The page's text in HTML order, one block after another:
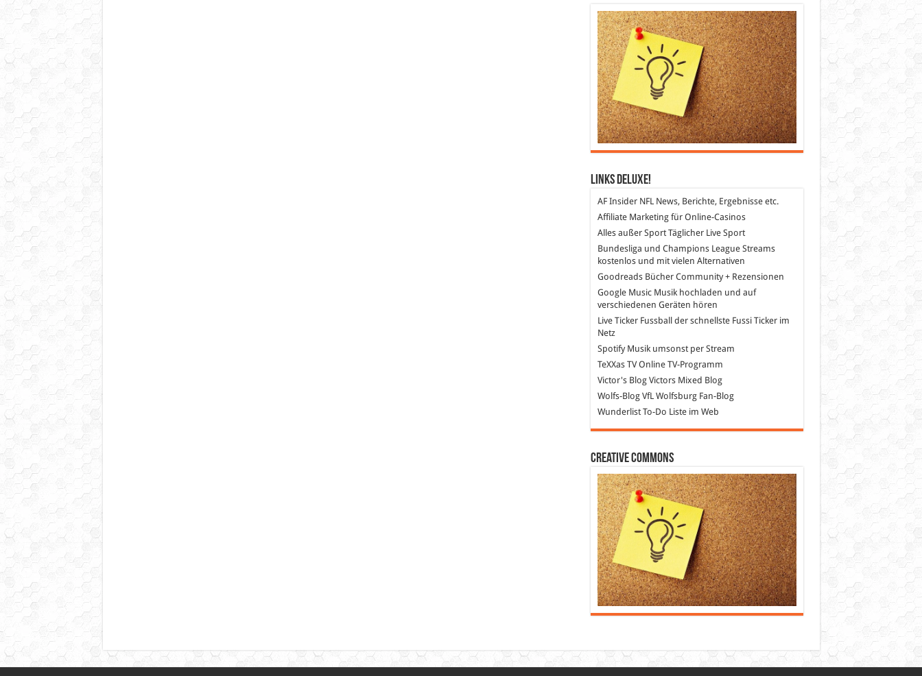
Links DeLuXe!
AF InsiderNFL News, Berichte, Ergebnisse etc.
Affiliate Marketingfür Online-Casinos
Alles außer SportTäglicher Live Sport
Bundesliga und Champions League Streams
kostenlos und mit vielen Alternativen
GoodreadsBücher Community + Rezensionen
Google MusicMusik hochladen und auf
verschiedenen Geräten hören
Live Ticker Fussball
der schnellste Fussi Ticker im
Netz
SpotifyMusik umsonst per Stream
TeXXas TVOnline TV-Programm
Victor's BlogVictors Mixed Blog
Wolfs-BlogVfL Wolfsburg Fan-Blog
WunderlistTo-Do Liste im Web
Creative Commons